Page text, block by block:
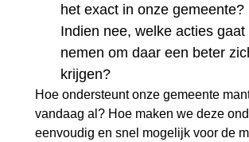
het exact in onze gemeente?
Indien nee, welke acties
nemen om daar een beter
krijgen?
Hoe ondersteunt onze gemeente
vandaag al? Hoe maken we deze
eenvoudig en snel mogelijk voor de